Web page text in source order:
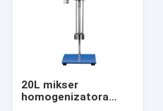
20L mikser
homogenizatora